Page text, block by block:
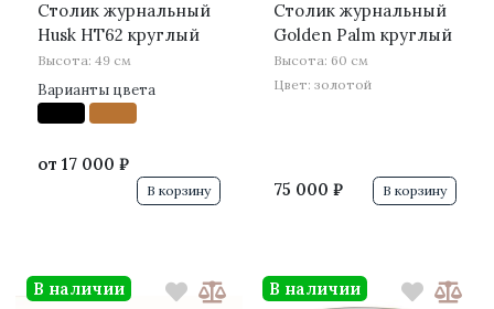
Столик журнальный
Husk HT62 круглый
Высота: 49 см
Варианты цвета
от 17 000 ₽
В корзину
Столик журнальный
Golden Palm круглый
Высота: 60 см
Цвет: золотой
75 000 ₽ В корзину
В наличии В наличии